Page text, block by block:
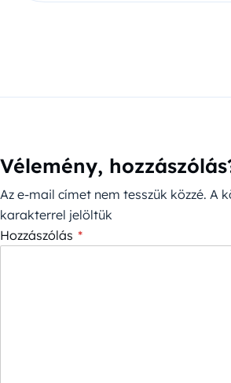
Vélemény,
Az e-mail címet nem tesszük közzé. A
karakterrel jelöltük
Hozzászólás *